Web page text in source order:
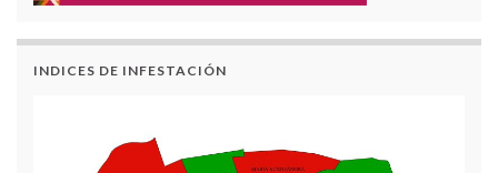
INDICES DE INFESTACIÓN